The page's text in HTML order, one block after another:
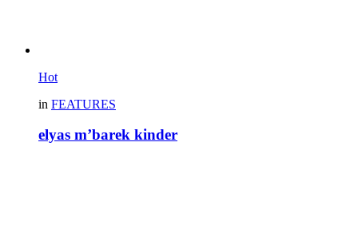
Hot
in FEATURES
elyas m’barek kinder